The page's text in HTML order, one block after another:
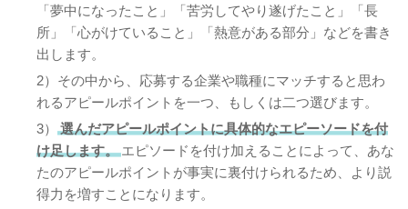
「夢中になったこと」「苦労してやり遂げたこと」「長
所」「心がけていること」「熱意がある部分」などを書き
出します。
2）その中から、応募する企業や職種にマッチすると思わ
れるアピールポイントを一つ、もしくは二つ選びます。
3）
選んだアピールポイントに具体的なエピーソードを付
け足します。エピソードを付け加えることによって、あな
たのアピールポイントが事実に裏付けられるため、より説
得力を増すことになります。